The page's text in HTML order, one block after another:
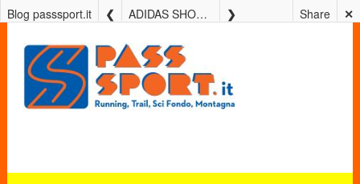
Blog passsport.it ADIDAS SHOE TEST 15 MAGGIO 2025 ✕
Share